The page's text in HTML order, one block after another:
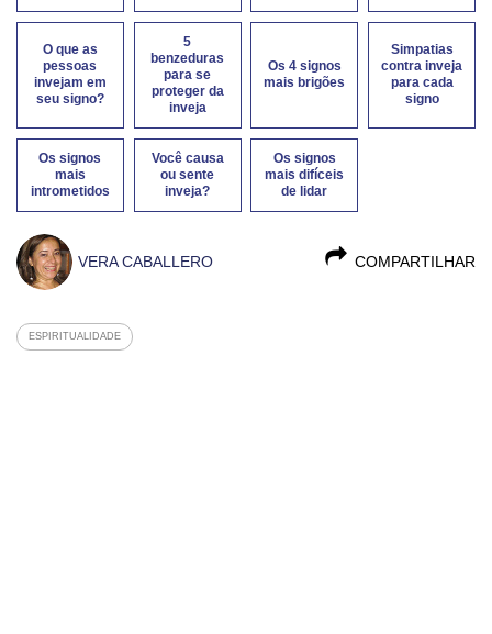
O que as
pessoas
invejam em
seu signo?
5
benzeduras
para se
proteger da
inveja
Os 4 signos
mais brigões
Simpatias
contra inveja
para cada
signo
Os signos
mais
intrometidos
Você causa
ou sente
inveja?
Os signos
mais difíceis
de lidar
COMPARTILHAR
VERA CABALLERO
ESPIRITUALIDADE